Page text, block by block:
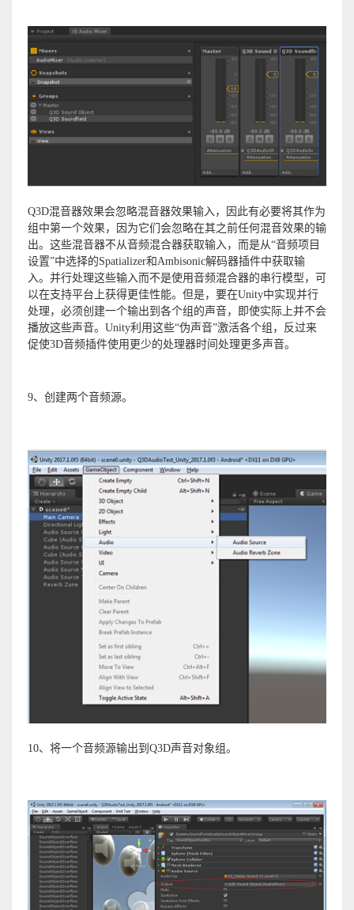
Q3D混音器效果会忽略混音器效果输入，因此有必要将其作为
组中第一个效果，因为它们会忽略在其之前任何混音效果的输
出。这些混音器不从音频混合器获取输入，而是从“音频项目
设置”中选择的Spatializer和Ambisonic解码器插件中获取输
入。并行处理这些输入而不是使用音频混合器的串行模型，可
以在支持平台上获得更佳性能。但是，要在Unity中实现并行
处理，必须创建一个输出到各个组的声音，即使实际上并不会
播放这些声音。Unity利用这些“伪声音”激活各个组，反过来
促使3D音频插件使用更少的处理器时间处理更多声音。
9、创建两个音频源。
10、将一个音频源输出到Q3D声音对象组。